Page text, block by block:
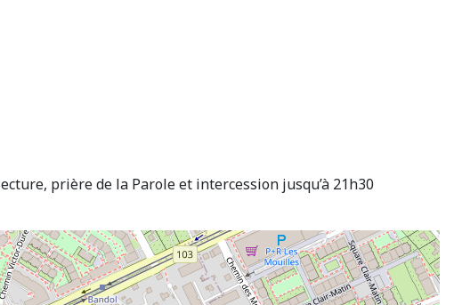
prière de la Parole et intercession jusqu’à 21h30